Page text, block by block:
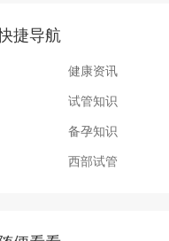
捷导航
健康资讯
试管知识
备孕知识
西部试管